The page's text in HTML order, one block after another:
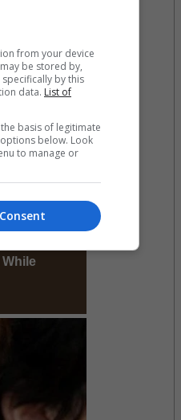
from your device
be stored by,
by this
data. List of
basis of legitimate
below. Look
to manage or
Consent